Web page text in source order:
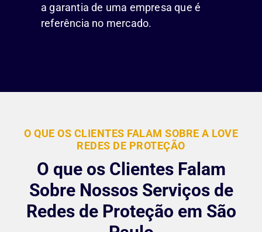
a garantia de uma empresa que é
referência no mercado.
O QUE OS CLIENTES FALAM SOBRE A LOVE
REDES DE PROTEÇÃO
O que os Clientes Falam
Sobre Nossos Serviços de
Redes de Proteção em São